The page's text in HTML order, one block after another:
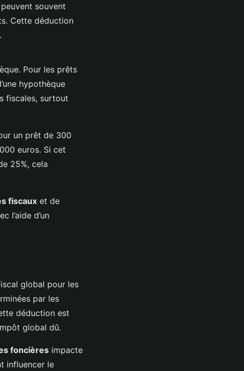
souvent
Cette déduction
Pour les prêts
hypothèque
fiscales, surtout
un prêt de 300
euros. Si cet
25%, cela
fiscaux et de
l’aide d’un
global pour les
par les
déduction est
global dû.
foncières impacte
influencer le